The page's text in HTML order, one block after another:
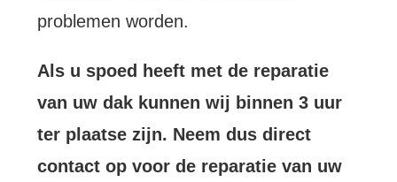
problemen worden.
Als u spoed heeft met de reparatie
van uw dak kunnen wij binnen 3 uur
ter plaatse zijn. Neem dus direct
contact op voor de reparatie van uw